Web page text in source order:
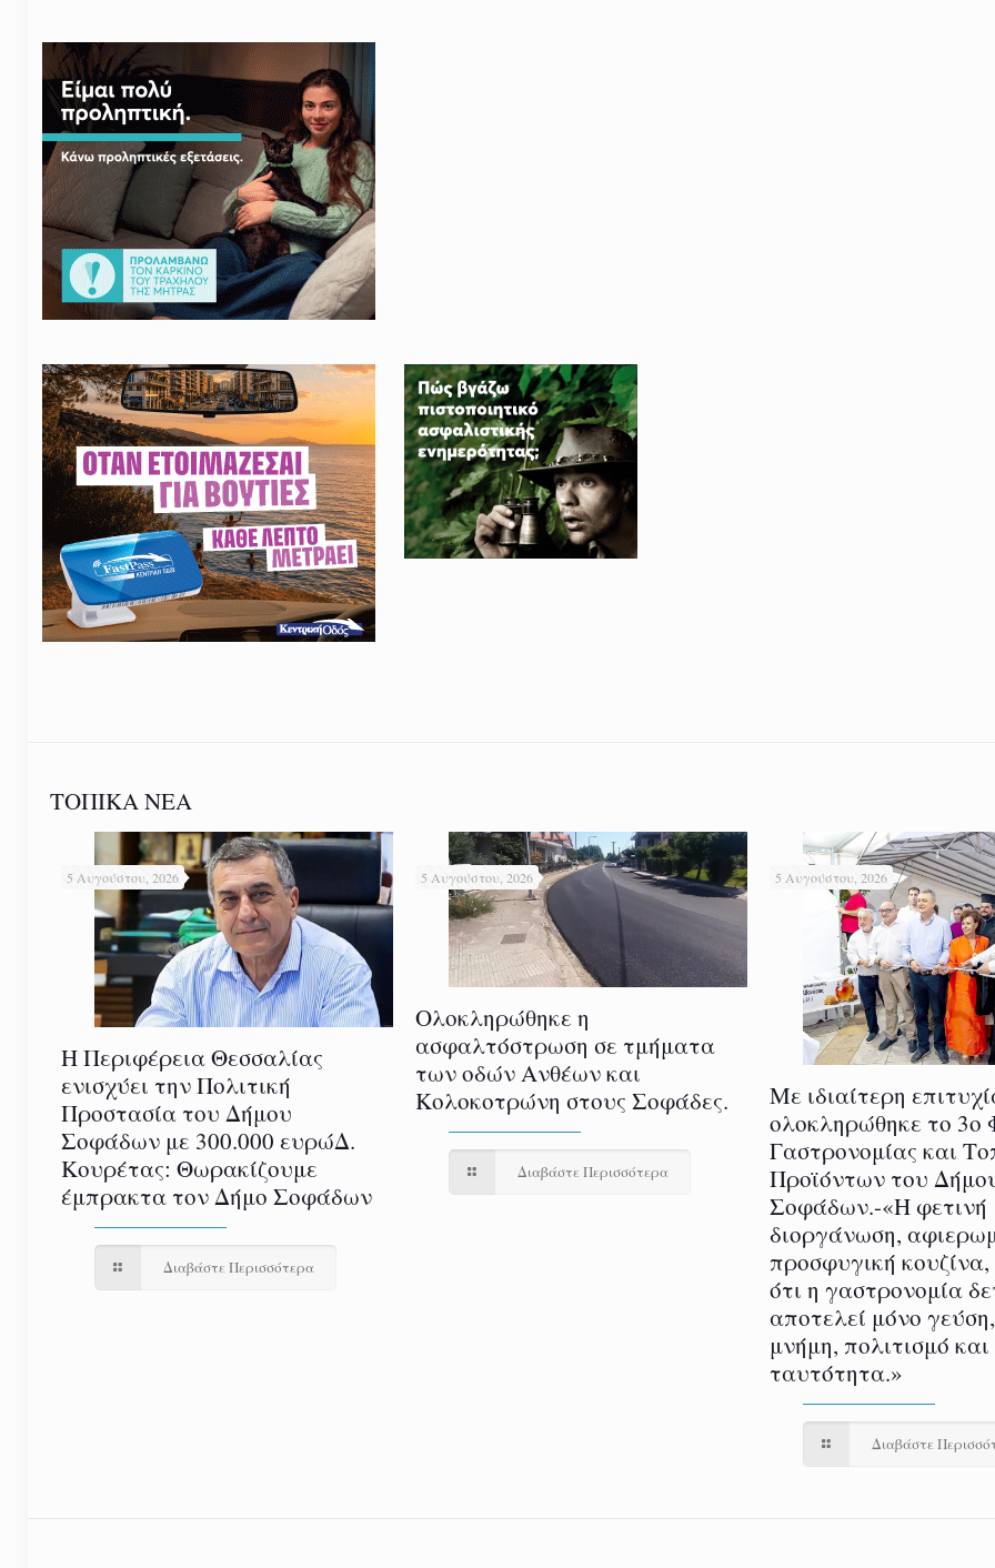
ΤΟΠΙΚΑ ΝΕΑ
5 Αυγούστου, 2026
Η Περιφέρεια Θεσσαλίας
ενισχύει την Πολιτική
Προστασία του Δήμου
Σοφάδων με 300.000 ευρώΔ.
Κουρέτας: Θωρακίζουμε
έμπρακτα τον Δήμο Σοφάδων
Διαβάστε Περισσότερα
5 Αυγούστου, 2026
Ολοκληρώθηκε η
ασφαλτόστρωση σε τμήματα
των οδών Ανθέων και
Κολοκοτρώνη στους Σοφάδες.
Διαβάστε Περισσότερα
5 Αυγούστου, 2026
Με ιδιαίτερη
ολοκληρώθηκε το 3ο
Γαστρονομίας και
Προϊόντων του
Σοφάδων.-«Η φετινή
διοργάνωση,
προσφυγική κουζίνα,
ότι η γαστρονομία
αποτελεί μόνο
μνήμη, πολιτισμό και
ταυτότητα.»
Διαβάστε